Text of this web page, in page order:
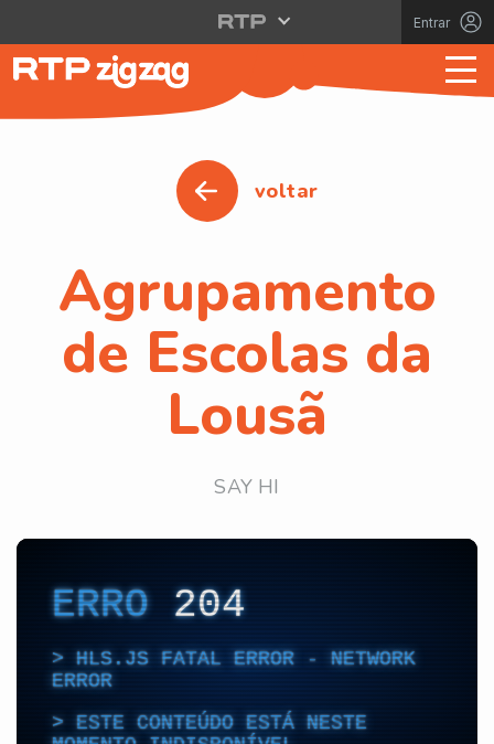
Entrar
voltar
Agrupamento
de Escolas da
Lousã
SAY HI